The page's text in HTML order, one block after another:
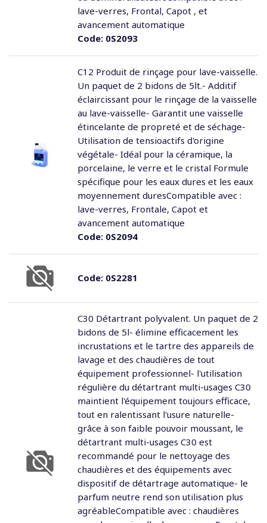
Code:0S2093
lave-verres, Frontal, Capot , et
avancement automatique
Code:0S2094
C12 Produit de rinçage pour lave-vaisselle.
Un paquet de 2 bidons de 5lt.- Additif
éclaircissant pour le rinçage de la vaisselle
au lave-vaisselle- Garantit une vaisselle
étincelante de propreté et de séchage-
Utilisation de tensioactifs d'origine
végétale- Idéal pour la céramique, la
porcelaine, le verre et le cristal Formule
spécifique pour les eaux dures et les eaux
moyennement duresCompatible avec :
lave-verres, Frontale, Capot et
avancement automatique
Code:0S2281
C30 Détartrant polyvalent. Un paquet de 2
bidons de 5l- élimine efficacement les
incrustations et le tartre des appareils de
lavage et des chaudières de tout
équipement professionnel- l'utilisation
régulière du détartrant multi-usages C30
maintient l'équipement toujours efficace,
tout en ralentissant l'usure naturelle-
grâce à son faible pouvoir moussant, le
détartrant multi-usages C30 est
recommandé pour le nettoyage des
chaudières et des équipements avec
dispositif de détartrage automatique- le
parfum neutre rend son utilisation plus
agréableCompatible avec : chaudières